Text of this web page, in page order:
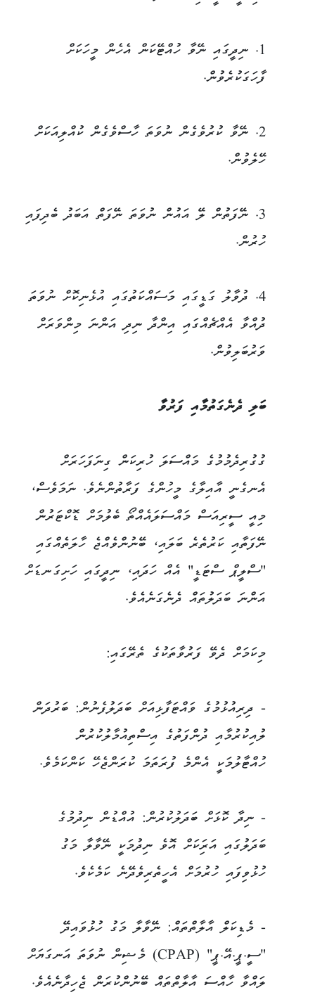
1. ނިދީގައި ނޭވާ ހުއްޓޭކަން އެހެން މީހަކަށް
ފާހަގަކުރެވުން.
2. ނޭވާ ކުރުވެގެން ނުވަތަ ހާސްވެގެން ކުއްލިއަކަށް
ހޭލެވުން.
3. ނޭފަތުން ލޭ އައުން ނުވަތަ ނޭފަތް އަބަދު ބެދިފައި
ހުރުން.
4. ދުވާލު ގަޑީގައި މަސައްކަތުގައި އުޅެނިކޮށް ނުވަތަ
ދުއްވާ އެއްޗެއްގައި އިންދާ ނިދި އަންނަ މިންވަރަށް
ވަރުބަލިވުން.
ބަލި ދެނެގަތުމާއި ފަރުވާ
ގުގުރިދެމުމުގެ މައްސަލަ ހުރިކަން ގިނަފަހަރަށް
އެނގެނީ އާއިލާގެ މީހުންގެ ފަރާތުންނެވެ. ނަމަވެސް،
މިއީ ސީރިއަސް މައްސަލައެއްތޯ ބެލުމަށް ޑޮކްޓަރުން
ނޭފަތާއި ކަރުތެރެ ބަލައި، ބޭނުންވެއްޖެ ހާލަތެއްގައި
"ސްލީޕް ސްޓަޑީ" އެއް ހަދައި، ނިދީގައި ހަށިގަނޑަށް
އަންނަ ބަދަލުތައް ދެނެގަނެއެވެ.
މިކަމަށް ދެވޭ ފަރުވާތަކުގެ ތެރޭގައި:
- ދިރިއުޅުމުގެ ވައްޓަފާޅިއަށް ބަދަލުފެނުން: ބަރުދަން
ލުއިކުރުމާއި ދުންފަތުގެ އިސްތިއުމާލުކުރުން
ހުއްޓާލުމަކީ އެންމެ ފުރަތަމަ ކުރަންޖެހޭ ކަންކަމެވެ.
- ނިދާ ކޮޅަށް ބަދަލުކުރުން: އުއްޑުން ނިދުމުގެ
ބަދަލުގައި އަރިަކަށް އޮވެ ނިދުމަކީ ނޭވާލާ މަގު
ހުޅުވިފައި ހުރުމަށް އެހީތެރިވެދޭނެ ކަމެކެވެ.
- މެޑިކަލް އާލާތްތައް: ނޭވާލާ މަގު ހުޅުވައިދޭ
"ސީ.ޕީ.އޭ.ޕީ" (CPAP) މެޝިން ނުވަތަ އަނގަޔަށް
ލައްވާ ހާއްސަ އާލާތްތައް ބޭނުންކުރަން ޖެހިދާނެއެވެ.